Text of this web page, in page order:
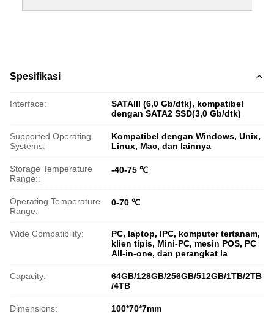
Spesifikasi
Interface:
SATAIII (6,0 Gb/dtk), kompatibel
dengan SATA2 SSD(3,0 Gb/dtk)
Supported Operating
Systems:
Kompatibel dengan Windows, Unix,
Linux, Mac, dan lainnya
Storage Temperature
Range::
-40-75 ℃
Operating Temperature
Range:
0-70 ℃
Wide Compatibility:
PC, laptop, IPC, komputer tertanam,
klien tipis, Mini-PC, mesin POS, PC
All-in-one, dan perangkat la
Capacity:
64GB/128GB/256GB/512GB/1TB/2TB
/4TB
Dimensions: 100*70*7mm